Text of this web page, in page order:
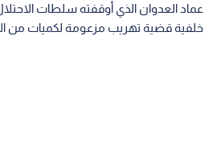
عماد العدوان الذي أوقفته سلطات
خلفية قضية تهريب مزعومة لكميات من